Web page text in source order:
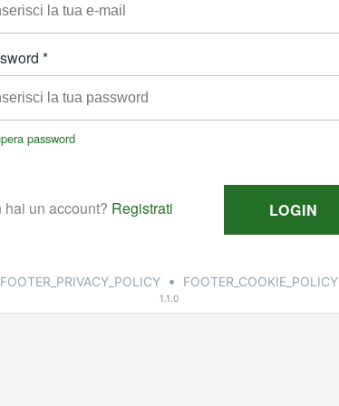
FOOTER_PRIVACY_POLICY • FOOTER_COOKIE_POLICY
1.1.0